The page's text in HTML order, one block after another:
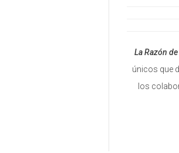
La Razón
únicos que
los